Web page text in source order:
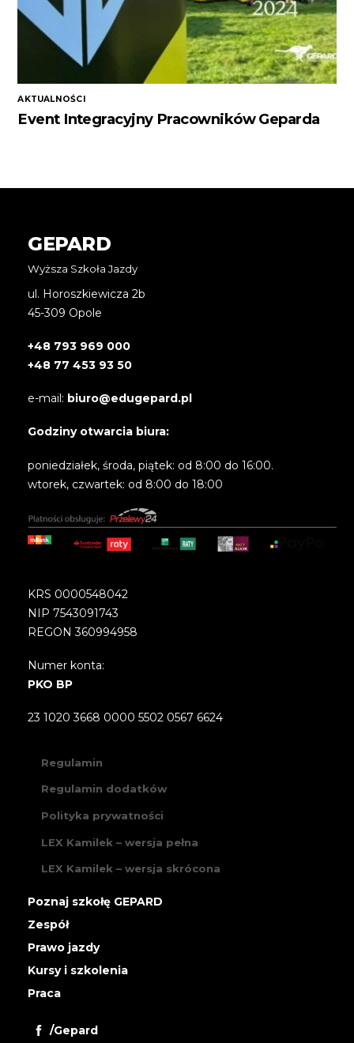
AKTUALNOŚCI
Event Integracyjny Pracowników Geparda
GEPARD
Wyższa Szkoła Jazdy
ul. Horoszkiewicza 2b
45-309 Opole
+48 793 969 000
+48 77 453 93 50
e-mail: biuro@edugepard.pl
Godziny otwarcia biura:
poniedziałek, środa, piątek: od 8:00 do 16:00.
wtorek, czwartek: od 8:00 do 18:00
KRS 0000548042
NIP 7543091743
REGON 360994958
Numer konta:
PKO BP
23 1020 3668 0000 5502 0567 6624
Regulamin
Regulamin dodatków
Polityka prywatności
LEX Kamilek – wersja pełna
LEX Kamilek – wersja skrócona
Poznaj szkołę GEPARD
Zespół
Prawo jazdy
Kursy i szkolenia
Praca
/Gepard